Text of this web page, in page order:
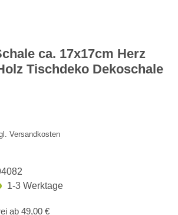
ca. 17x17cm Herz
Tischdeko Dekoschale
Versandkosten
1-3 Werktage
ab 49,00 €